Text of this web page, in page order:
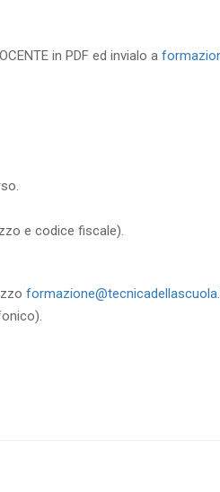
in PDF ed invialo a
e codice fiscale).